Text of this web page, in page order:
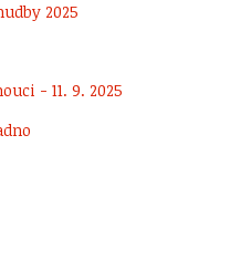
2025
- 11. 9. 2025